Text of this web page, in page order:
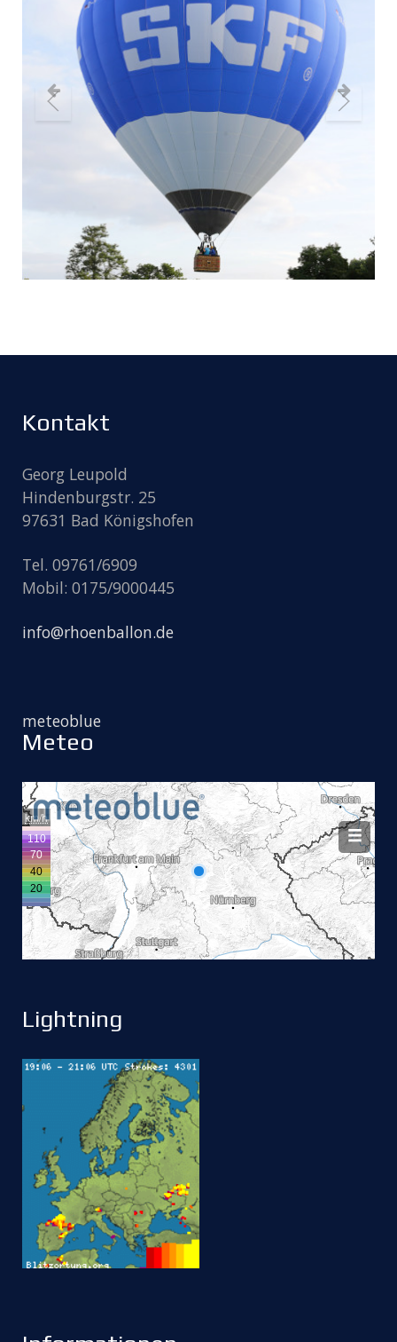
Kontakt
Georg Leupold
Hindenburgstr. 25
97631 Bad Königshofen
Tel. 09761/6909
Mobil: 0175/9000445
info@rhoenballon.de
meteoblue
Meteo
Lightning